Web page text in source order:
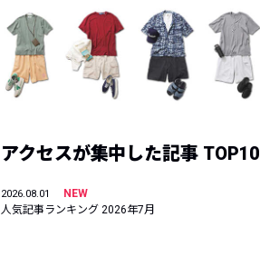
アクセスが集中した記事 TOP10
2026.08.01
NEW
人気記事ランキング 2026年7月